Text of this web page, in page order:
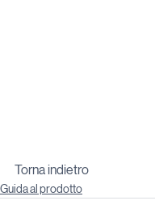
Torna indietro
Guida al prodotto